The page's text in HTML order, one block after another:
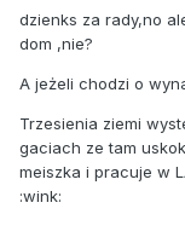
dzienks za rady,no
dom ,nie?
A jeżeli chodzi o
Trzesienia ziemi
gaciach ze tam
meiszka i pracuje w
:wink: